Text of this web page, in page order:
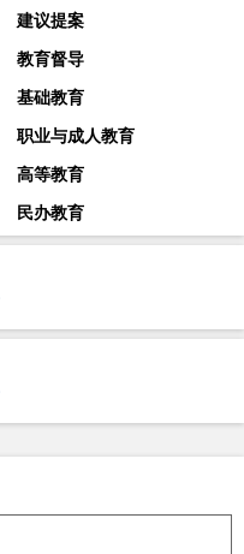
建议提案
教育督导
基础教育
职业与成人教育
高等教育
民办教育
教师工作
学校安全生产